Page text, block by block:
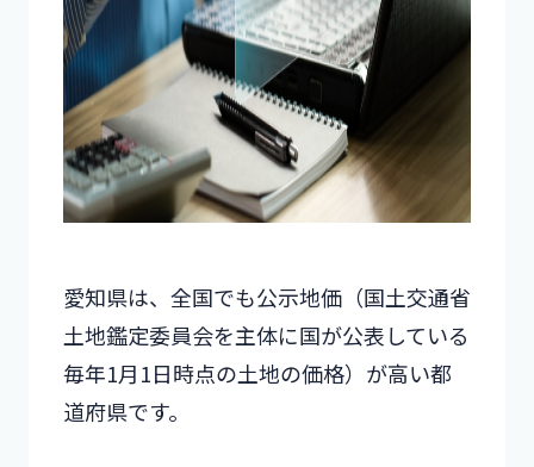
愛知県は、全国でも公示地価（国土交通省
土地鑑定委員会を主体に国が公表している
毎年1月1日時点の土地の価格）が高い都
道府県です。